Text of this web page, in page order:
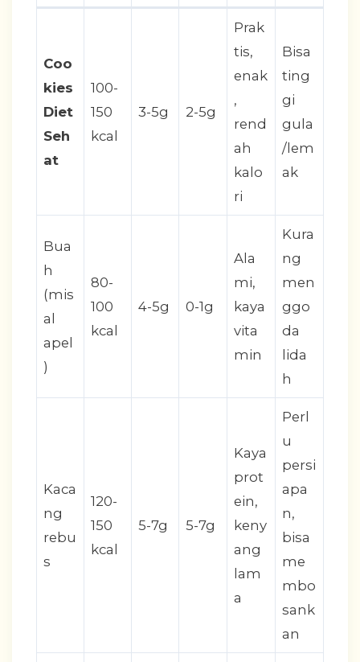
Coo
kies
Diet
Seh
at
100-
150
kcal
3-5g 2-5g
Prak
tis,
enak
,
rend
ah
kalo
ri
Bisa
ting
gi
gula
/lem
ak
Bua
h
(mis
al
apel
)
80-
100
kcal
4-5g 0-1g
Ala
mi,
kaya
vita
min
Kura
ng
men
ggo
da
lida
h
Kaca
ng
rebu
s
120-
150
kcal
5-7g 5-7g
Kaya
prot
ein,
keny
ang
lam
a
Perl
u
persi
apa
n,
bisa
me
mbo
sank
an